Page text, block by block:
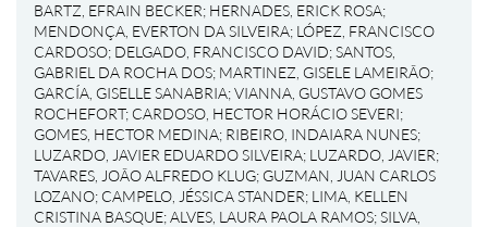
BARTZ, EFRAIN BECKER; HERNADES, ERICK ROSA;
MENDONÇA, EVERTON DA SILVEIRA; LÓPEZ, FRANCISCO
CARDOSO; DELGADO, FRANCISCO DAVID;SANTOS,
GABRIEL DA ROCHA DOS; MARTINEZ, GISELE LAMEIRÃO;
GARCÍA, GISELLE SANABRIA;VIANNA, GUSTAVO GOMES
ROCHEFORT; CARDOSO, HECTOR HORÁCIO SEVERI;
GOMES, HECTOR MEDINA; RIBEIRO, INDAIARA NUNES;
LUZARDO, JAVIER EDUARDO SILVEIRA; LUZARDO, JAVIER;
TAVARES, JOÃO ALFREDO KLUG; GUZMAN, JUAN CARLOS
LOZANO; CAMPELO, JÉSSICA STANDER; LIMA, KELLEN
CRISTINA BASQUE;ALVES, LAURA PAOLA RAMOS;SILVA,